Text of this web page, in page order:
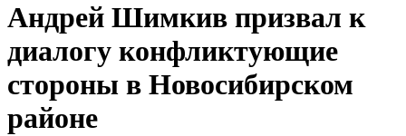
Андрей Шимкив призвал к
диалогу конфликтующие
стороны в Новосибирском
районе